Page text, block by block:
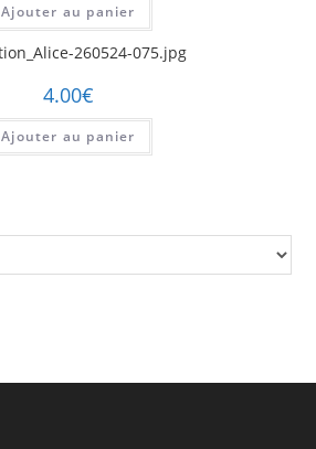
Ajouter au panier
4.00€
Ajouter au panier